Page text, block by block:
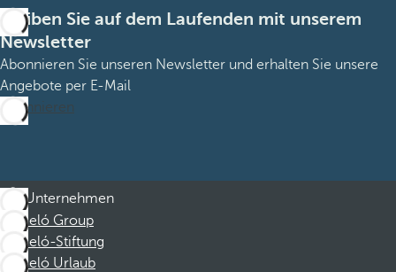
Bleiben Sie auf dem Laufenden mit unserem
Newsletter
Abonnieren Sie unseren Newsletter und erhalten Sie unsere
Angebote per E-Mail
Abonnieren
Unternehmen
Barceló Group
Barceló-Stiftung
Barceló Urlaub